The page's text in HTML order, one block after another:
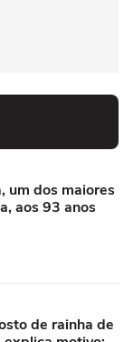
um dos maiores
aos 93 anos
de rainha de